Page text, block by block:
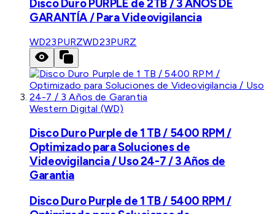
Disco Duro PURPLE de 2TB / 3 AÑOS DE
GARANTÍA / Para Videovigilancia
WD23PURZWD23PURZ
Western Digital (WD)
Disco Duro Purple de 1 TB / 5400 RPM /
Optimizado para Soluciones de
Videovigilancia / Uso 24-7 / 3 Años de
Garantia
Disco Duro Purple de 1 TB / 5400 RPM /